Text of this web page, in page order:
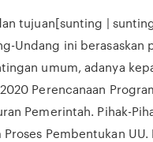
tujuan[sunting |
Undang ini berasaskan
umum, adanya
Perencanaan
Pemerintah. Pihak-
Proses Pembentukan